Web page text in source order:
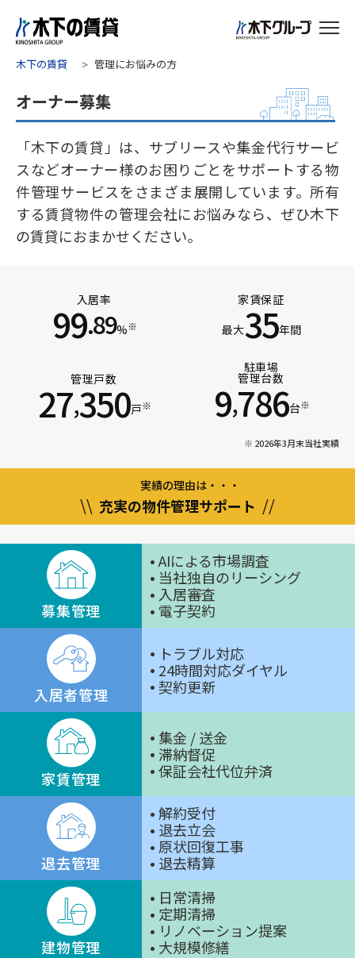
木下の賃貸 管理にお悩みの方
オーナー募集
「木下の賃貸」は、サブリースや集金代行サービ
スなどオーナー様のお困りごとをサポートする物
件管理サービスをさまざま展開しています。所有
する賃貸物件の管理会社にお悩みなら、ぜひ木下
の賃貸におまかせください。
入居率
99.89%※
家賃保証
最大35年間
管理戸数
27,350戸※
駐車場
管理台数
9,786台※
※ 2026年3月末当社実績
\\
実績の理由は・・・
充実の物件管理サポート //
募集管理
AIによる市場調査
当社独自のリーシング
入居審査
電子契約
入居者管理
トラブル対応
24時間対応ダイヤル
契約更新
家賃管理
集金 / 送金
滞納督促
保証会社代位弁済
退去管理
解約受付
退去立会
原状回復工事
退去精算
建物管理
日常清掃
定期清掃
リノベーション提案
大規模修繕